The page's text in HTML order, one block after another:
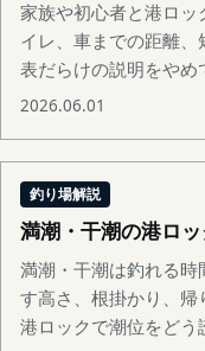
家族や初心者と港ロッ
イレ、車までの距離、
表だらけの説明をや
2026.06.01
釣り場解説
満潮・干潮の港ロ
満潮・干潮は釣れる時
す高さ、根掛かり、
港ロックで潮位をど